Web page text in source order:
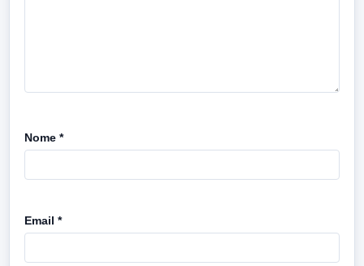
Nome *
Email *